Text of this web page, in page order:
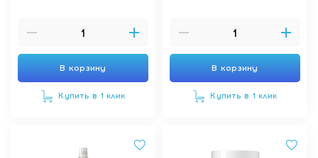
В корзину
Купить в 1 клик
В корзину
Купить в 1 клик